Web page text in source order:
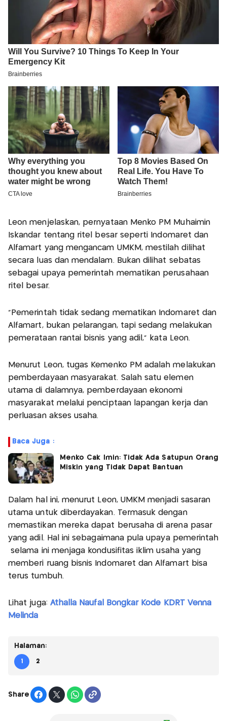
Leon menjelaskan, pernyataan Menko PM Muhaimin
Iskandar tentang ritel besar seperti Indomaret dan
Alfamart yang mengancam UMKM, mestilah dilihat
secara luas dan mendalam. Bukan dilihat sebatas
sebagai upaya pemerintah mematikan perusahaan
ritel besar.
“Pemerintah tidak sedang mematikan Indomaret dan
Alfamart, bukan pelarangan, tapi sedang melakukan
pemerataan rantai bisnis yang adil,” kata Leon.
Menurut Leon, tugas Kemenko PM adalah melakukan
pemberdayaan masyarakat. Salah satu elemen
utama di dalamnya, pemberdayaan ekonomi
masyarakat melalui penciptaan lapangan kerja dan
perluasan akses usaha.
Baca Juga :
Menko Cak Imin: Tidak Ada Satupun Orang
Miskin yang Tidak Dapat Bantuan
Dalam hal ini, menurut Leon, UMKM menjadi sasaran
utama untuk diberdayakan. Termasuk dengan
memastikan mereka dapat berusaha di arena pasar
yang adil. Hal ini sebagaimana pula upaya pemerintah
selama ini menjaga kondusifitas iklim usaha yang
memberi ruang bisnis Indomaret dan Alfamart bisa
terus tumbuh.
Lihat juga: Athalla Naufal Bongkar Kode KDRT Venna
Melinda
Halaman:
1 2
Share